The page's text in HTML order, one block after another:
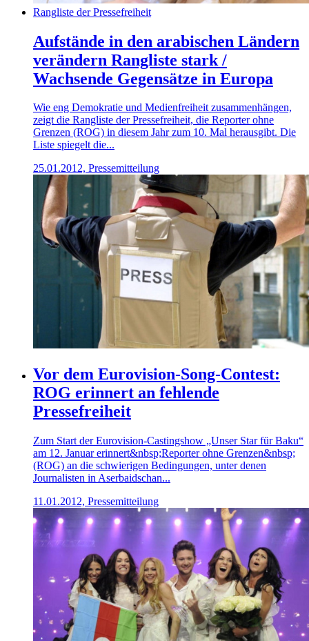
Rangliste der Pressefreiheit
Aufstände in den arabischen Ländern
verändern Rangliste stark /
Wachsende Gegensätze in Europa
Wie eng Demokratie und Medienfreiheit zusammenhängen,
zeigt die Rangliste der Pressefreiheit, die Reporter ohne
Grenzen (ROG) in diesem Jahr zum 10. Mal herausgibt. Die
Liste spiegelt die...
25.01.2012, Pressemitteilung
Vor dem Eurovision-Song-Contest:
ROG erinnert an fehlende
Pressefreiheit
Zum Start der Eurovision-Castingshow „Unser Star für Baku“
am 12. Januar erinnert&nbsp;Reporter ohne Grenzen&nbsp;
(ROG) an die schwierigen Bedingungen, unter denen
Journalisten in Aserbaidschan...
11.01.2012, Pressemitteilung